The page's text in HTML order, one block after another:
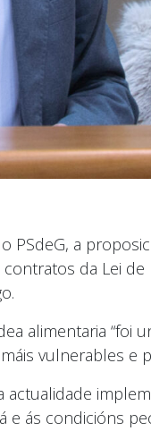
a
da Lei
alimentaria “foi
vulnerables e
ás condicións